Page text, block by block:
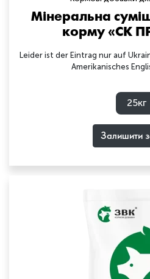
Мінеральна
корму «СК
Leider ist der Eintrag nur auf
Amerikanisches
25кг
Залишити